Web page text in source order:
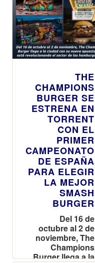
THE
CHAMPIONS
BURGER SE
ESTRENA EN
TORRENT
CON EL
PRIMER
CAMPEONATO
DE ESPAÑA
PARA ELEGIR
LA MEJOR
SMASH
BURGER
Del 16 de
octubre al 2 de
noviembre, The
Champions
Burger llega a la